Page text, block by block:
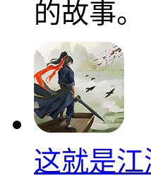
的故事。
这就是